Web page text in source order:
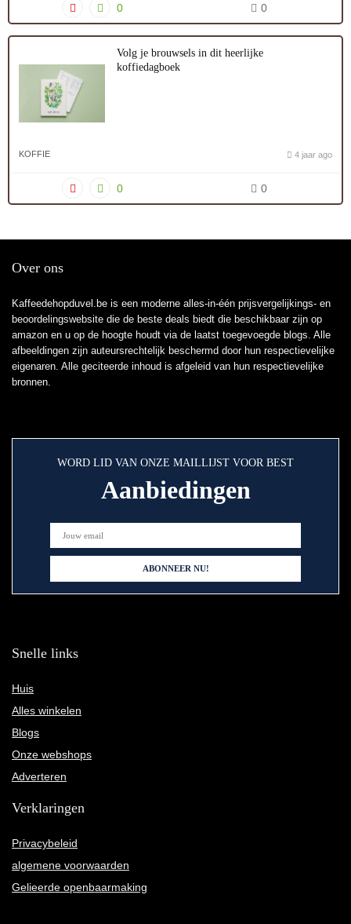
0 0
Volg je brouwsels in dit heerlijke
koffiedagboek
KOFFIE 4 jaar ago
0 0
Over ons
Kaffeedehopduvel.be is een moderne alles-in-één prijsvergelijkings- en
beoordelingswebsite die de beste deals biedt die beschikbaar zijn op
amazon en u op de hoogte houdt via de laatst toegevoegde blogs. Alle
afbeeldingen zijn auteursrechtelijk beschermd door hun respectievelijke
eigenaren. Alle geciteerde inhoud is afgeleid van hun respectievelijke
bronnen.
WORD LID VAN ONZE MAILLIJST VOOR BEST
Aanbiedingen
Snelle links
Huis
Alles winkelen
Blogs
Onze webshops
Adverteren
Verklaringen
Privacybeleid
algemene voorwaarden
Gelieerde openbaarmaking